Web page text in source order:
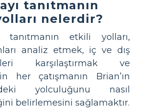
tanıtmanın
nelerdir?
tanıtmanın etkili yolları,
analiz etmek, iç ve dış
karşılaştırmak ve
her çatışmanın Brian’ın
yolculuğunu nasıl
belirlemesini sağlamaktır.